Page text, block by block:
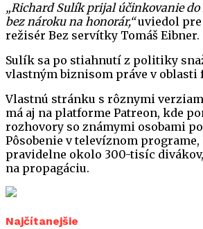
„Richard Sulík prijal účinkovanie do
bez nároku na honorár,“uviedol pre
režisér Bez servítky Tomáš Eibner.
Sulík sa po stiahnutí z politiky
vlastným biznisom práve v oblasti
Vlastnú stránku s rôznymi
má aj na platforme Patreon, kde
rozhovory so známymi osobami
Pôsobenie v televíznom
pravidelne okolo 300-tisíc
na propagáciu.
Najčítanejšie